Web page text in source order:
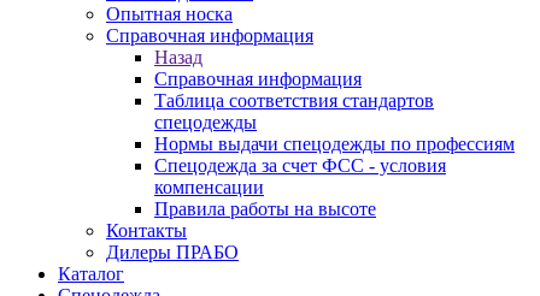
Опытная носка
Справочная информация
Назад
Справочная информация
Таблица соответствия стандартов
спецодежды
Нормы выдачи спецодежды по профессиям
Спецодежда за счет ФСС - условия
компенсации
Правила работы на высоте
Контакты
Дилеры ПРАБО
Каталог